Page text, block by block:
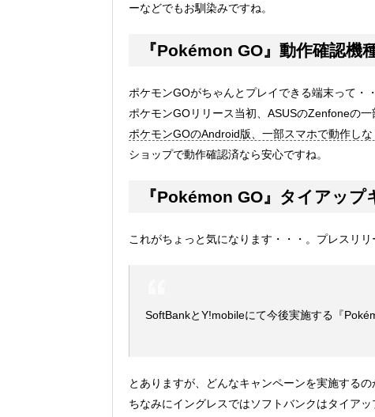
ーなどでもお馴染みですね。
『Pokémon GO』動作確認機
ポケモンGOがちゃんとプレイできる端末って・
ポケモンGOリリース当初、ASUSのZenfoneの
ポケモンGOのAndroid版、一部スマホで動作し
ショップで動作確認済なら安心ですね。
『Pokémon GO』タイアップ
これがちょっと気になります・・・。プレスリリ
SoftBankとY!mobileにて今後実施する『
とありますが、どんなキャンペーンを実施するの
ちなみにイングレスではソフトバンクはタイア